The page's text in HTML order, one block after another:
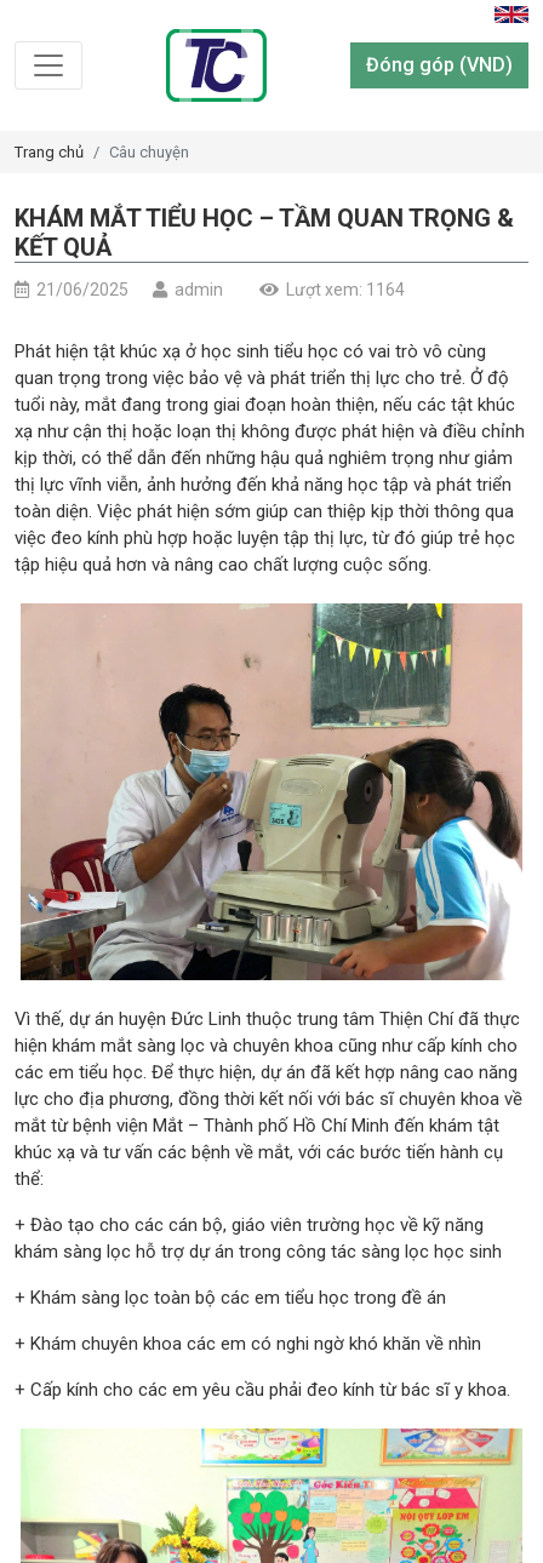
Đóng góp (VND)
Trang chủ Câu chuyện
KHÁM MẮT TIỂU HỌC – TẦM QUAN TRỌNG &
KẾT QUẢ
21/06/2025 admin Lượt xem: 1164
Phát hiện tật khúc xạ ở học sinh tiểu học có vai trò vô cùng
quan trọng trong việc bảo vệ và phát triển thị lực cho trẻ. Ở độ
tuổi này, mắt đang trong giai đoạn hoàn thiện, nếu các tật khúc
xạ như cận thị hoặc loạn thị không được phát hiện và điều chỉnh
kịp thời, có thể dẫn đến những hậu quả nghiêm trọng như giảm
thị lực vĩnh viễn, ảnh hưởng đến khả năng học tập và phát triển
toàn diện. Việc phát hiện sớm giúp can thiệp kịp thời thông qua
việc đeo kính phù hợp hoặc luyện tập thị lực, từ đó giúp trẻ học
tập hiệu quả hơn và nâng cao chất lượng cuộc sống.
Vì thế, dự án huyện Đức Linh thuộc trung tâm Thiện Chí đã thực
hiện khám mắt sàng lọc và chuyên khoa cũng như cấp kính cho
các em tiểu học. Để thực hiện, dự án đã kết hợp nâng cao năng
lực cho địa phương, đồng thời kết nối với bác sĩ chuyên khoa về
mắt từ bệnh viện Mắt – Thành phố Hồ Chí Minh đến khám tật
khúc xạ và tư vấn các bệnh về mắt, với các bước tiến hành cụ
thể:
+ Đào tạo cho các cán bộ, giáo viên trường học về kỹ năng
khám sàng lọc hỗ trợ dự án trong công tác sàng lọc học sinh
+ Khám sàng lọc toàn bộ các em tiểu học trong đề án
+ Khám chuyên khoa các em có nghi ngờ khó khăn về nhìn
+ Cấp kính cho các em yêu cầu phải đeo kính từ bác sĩ y khoa.